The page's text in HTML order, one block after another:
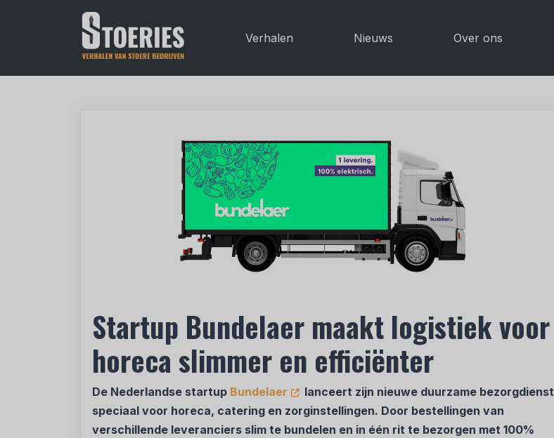
Verhalen Nieuws Over ons
Startup Bundelaer maakt logistiek voor
horeca slimmer en efficiënter
De Nederlandse startup Bundelaer
lanceert zijn nieuwe duurzame bezorgdienst
speciaal voor horeca, catering en zorginstellingen. Door bestellingen van
verschillende leveranciers slim te bundelen en in één rit te bezorgen met 100%